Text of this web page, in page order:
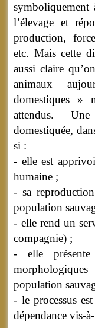
symboliquement
l’élevage et
production,
etc. Mais cette
aussi claire
animaux
domestiques »
attendus.
domestiquée,
si :
- elle est
humaine ;
- sa
population
- elle rend un
compagnie) ;
- elle présente
population
- le processus
dépendance vis-